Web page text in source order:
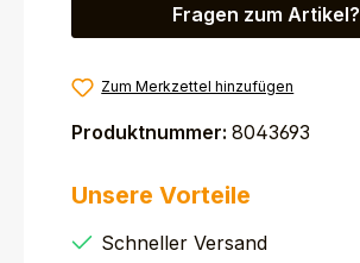
Fragen zum Artikel?
Zum Merkzettel hinzufügen
Produktnummer: 8043693
Unsere Vorteile
Schneller Versand